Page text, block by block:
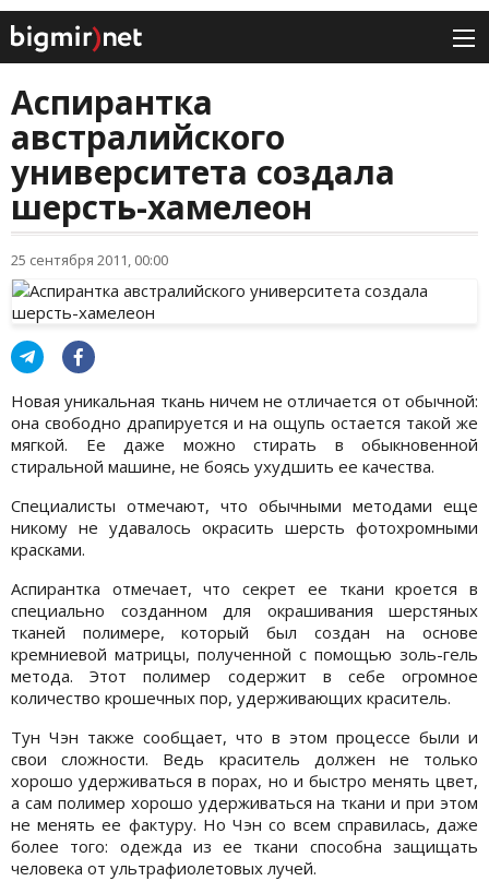
Аспирантка
австралийского
университета создала
шерсть-хамелеон
25 сентября 2011, 00:00
Новая уникальная ткань ничем не отличается от обычной:
она свободно драпируется и на ощупь остается такой же
мягкой. Ее даже можно стирать в обыкновенной
стиральной машине, не боясь ухудшить ее качества.
Специалисты отмечают, что обычными методами еще
никому не удавалось окрасить шерсть фотохромными
красками.
Аспирантка отмечает, что секрет ее ткани кроется в
специально созданном для окрашивания шерстяных
тканей полимере, который был создан на основе
кремниевой матрицы, полученной с помощью золь-гель
метода. Этот полимер содержит в себе огромное
количество крошечных пор, удерживающих краситель.
Тун Чэн также сообщает, что в этом процессе были и
свои сложности. Ведь краситель должен не только
хорошо удерживаться в порах, но и быстро менять цвет,
а сам полимер хорошо удерживаться на ткани и при этом
не менять ее фактуру. Но Чэн со всем справилась, даже
более того: одежда из ее ткани способна защищать
человека от ультрафиолетовых лучей.